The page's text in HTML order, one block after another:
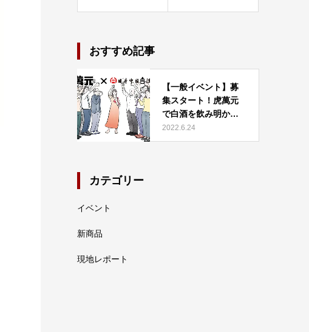
おすすめ記事
【一般イベント】募
集スタート！虎萬元
で白酒を飲み明かそ
う！！…
2022.6.24
カテゴリー
イベント
新商品
現地レポート